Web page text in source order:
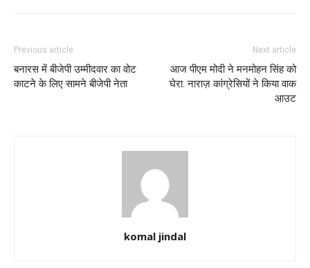
Previous article
बनारस में बीजेपी उम्मीदवार का वोट
काटने के लिए सामने बीजेपी नेता
Next article
आज पीएम मोदी ने मनमोहन सिंह को
घेरा. नाराज़ कांग्रेसियों ने किया वाक
आउट
komal jindal